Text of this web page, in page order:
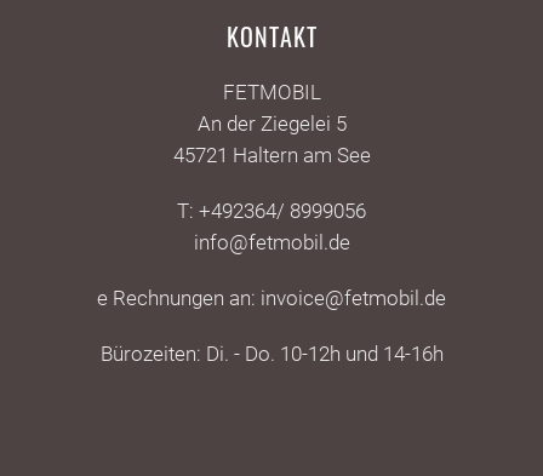
KONTAKT
FETMOBIL
An der Ziegelei 5
45721 Haltern am See
T: +492364/ 8999056
info@fetmobil.de
e Rechnungen an: invoice@fetmobil.de
Bürozeiten: Di. - Do. 10-12h und 14-16h